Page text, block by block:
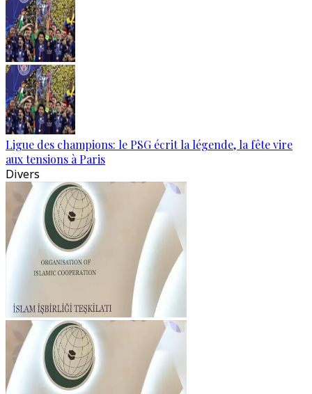
Ligue des champions: le PSG écrit la légende, la fête vire
aux tensions à Paris
Divers